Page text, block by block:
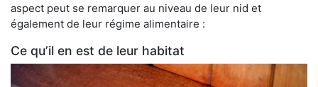
aspect peut se remarquer au niveau de leur nid et
également de leur régime alimentaire :
Ce qu’il en est de leur habitat